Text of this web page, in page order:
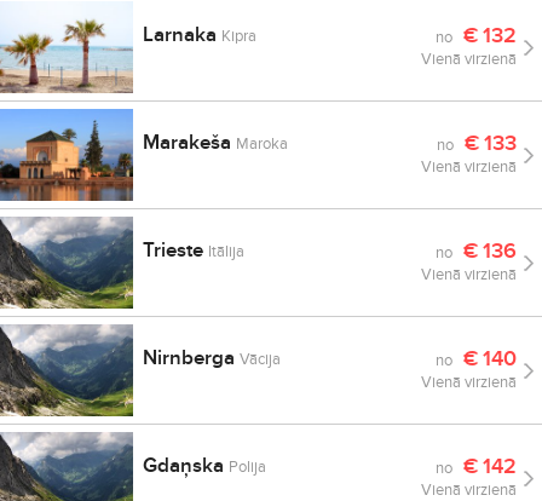
Larnaka Kipra no €132
Vienā virzienā
Marakeša Maroka no €133
Vienā virzienā
Trieste Itālija no €136
Vienā virzienā
NirnbergaVācija no €140
Vienā virzienā
Gdaņska Polija no €142
Vienā virzienā